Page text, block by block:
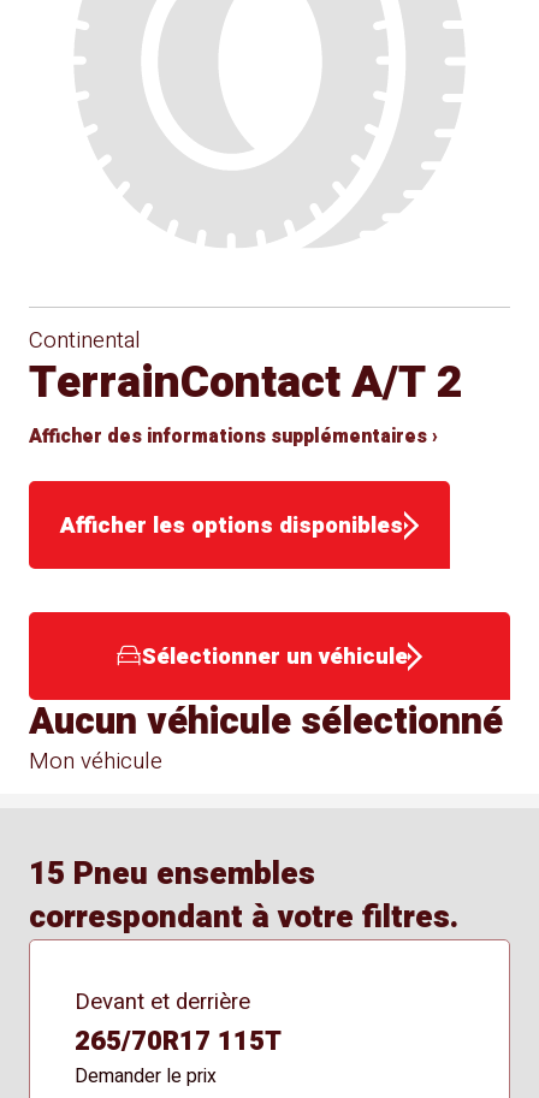
Continental
TerrainContact A/T 2
Afficher des informations supplémentaires ›
Afficher les options disponibles
Sélectionner un véhicule
Mon véhicule
Aucun véhicule sélectionné
15 Pneu ensembles
correspondant à votre filtres.
Devant et derrière
265/70R17 115T
Demander le prix